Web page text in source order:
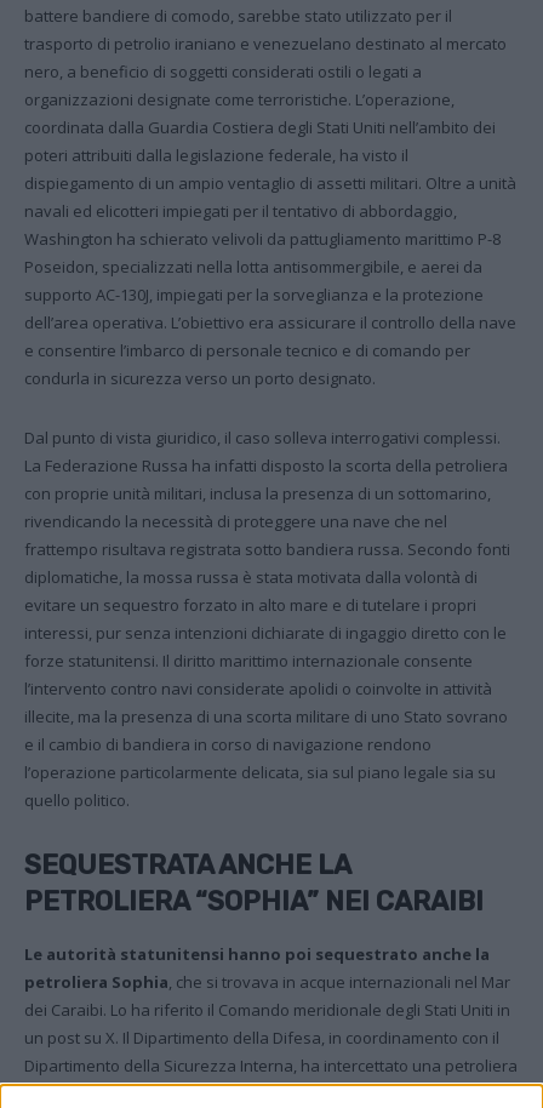
battere bandiere di comodo, sarebbe stato utilizzato per il
trasporto di petrolio iraniano e venezuelano destinato al mercato
nero, a beneficio di soggetti considerati ostili o legati a
organizzazioni designate come terroristiche. L’operazione,
coordinata dalla Guardia Costiera degli Stati Uniti nell’ambito dei
poteri attribuiti dalla legislazione federale, ha visto il
dispiegamento di un ampio ventaglio di assetti militari. Oltre a unità
navali ed elicotteri impiegati per il tentativo di abbordaggio,
Washington ha schierato velivoli da pattugliamento marittimo P-8
Poseidon, specializzati nella lotta antisommergibile, e aerei da
supporto AC-130J, impiegati per la sorveglianza e la protezione
dell’area operativa. L’obiettivo era assicurare il controllo della nave
e consentire l’imbarco di personale tecnico e di comando per
condurla in sicurezza verso un porto designato.
Dal punto di vista giuridico, il caso solleva interrogativi complessi.
La Federazione Russa ha infatti disposto la scorta della petroliera
con proprie unità militari, inclusa la presenza di un sottomarino,
rivendicando la necessità di proteggere una nave che nel
frattempo risultava registrata sotto bandiera russa. Secondo fonti
diplomatiche, la mossa russa è stata motivata dalla volontà di
evitare un sequestro forzato in alto mare e di tutelare i propri
interessi, pur senza intenzioni dichiarate di ingaggio diretto con le
forze statunitensi. Il diritto marittimo internazionale consente
l’intervento contro navi considerate apolidi o coinvolte in attività
illecite, ma la presenza di una scorta militare di uno Stato sovrano
e il cambio di bandiera in corso di navigazione rendono
l’operazione particolarmente delicata, sia sul piano legale sia su
quello politico.
SEQUESTRATA ANCHE LA
PETROLIERA “SOPHIA” NEI CARAIBI
Le autorità statunitensi hanno poi sequestrato anche la
petroliera Sophia, che si trovava in acque internazionali nel Mar
dei Caraibi. Lo ha riferito il Comando meridionale degli Stati Uniti in
un post su X. Il Dipartimento della Difesa, in coordinamento con il
Dipartimento della Sicurezza Interna, ha intercettato una petroliera
nelle ore precedenti l’alba.“La nave intercettata, la M/T Sophia, si